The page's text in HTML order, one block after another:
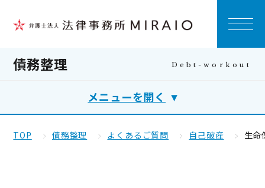
債務整理
メニューを開く
TOP 債務整理 よくあるご質問 自己破産 生命